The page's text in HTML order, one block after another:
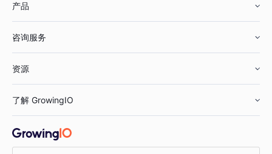
鞋服行业
汽车行业
金融行业
产品
智能运营
获客分析
咨询服务
资源
增长公开课
了解 GrowingIO
关于 GrowingIO